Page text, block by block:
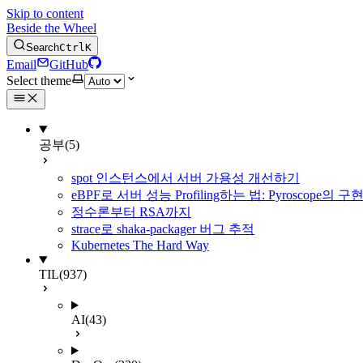
Skip to content
Beside the Wheel
SearchCtrlK
Email
GitHub
Select theme
공부(5)
spot 인스턴스에서 서버 가용성 개선하기
eBPF로 서버 성능 Profiling하는 법: Pyroscope의 구
정수론부터 RSA까지
strace로 shaka-packager 버그 추적
Kubernetes The Hard Way
TIL(937)
AI(43)